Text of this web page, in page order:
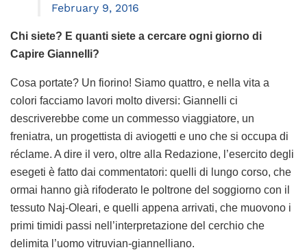
February 9, 2016
Chi siete? E quanti siete a cercare ogni giorno di
Capire Giannelli?
Cosa portate? Un fiorino! Siamo quattro, e nella vita a
colori facciamo lavori molto diversi: Giannelli ci
descriverebbe come un commesso viaggiatore, un
freniatra, un progettista di aviogetti e uno che si occupa di
réclame. A dire il vero, oltre alla Redazione, l’esercito degli
esegeti è fatto dai commentatori: quelli di lungo corso, che
ormai hanno già rifoderato le poltrone del soggiorno con il
tessuto Naj-Oleari, e quelli appena arrivati, che muovono i
primi timidi passi nell’interpretazione del cerchio che
delimita l’uomo vitruvian-giannelliano.